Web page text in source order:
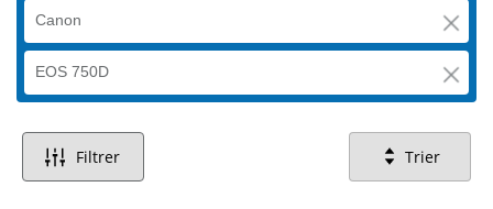
Canon
EOS 750D
Filtrer Trier